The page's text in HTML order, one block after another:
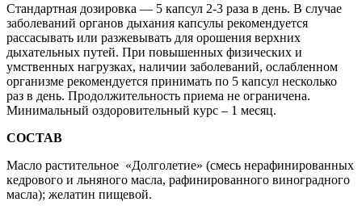
Стандартная дозировка — 5 капсул 2-3 раза в день. В случае
заболеваний органов дыхания капсулы рекомендуется
рассасывать или разжевывать для орошения верхних
дыхательных путей. При повышенных физических и
умственных нагрузках, наличии заболеваний, ослабленном
организме рекомендуется принимать по 5 капсул несколько
раз в день. Продолжительность приема не ограничена.
Минимальный оздоровительный курс – 1 месяц.
СОСТАВ
Масло растительное «Долголетие» (смесь нерафинированных
кедрового и льняного масла, рафинированного виноградного
масла); желатин пищевой.